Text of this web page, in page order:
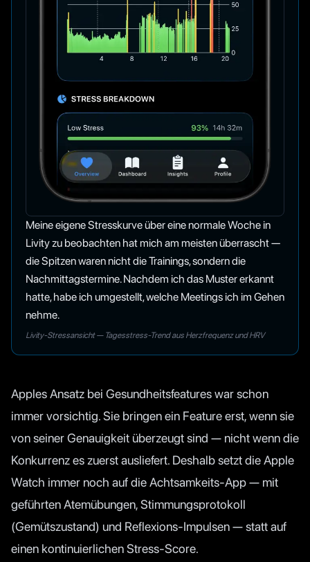
Meine eigene Stresskurve über eine normale Woche in
Livity zu beobachten hat mich am meisten überrascht —
die Spitzen waren nicht die Trainings, sondern die
Nachmittagstermine. Nachdem ich das Muster erkannt
hatte, habe ich umgestellt, welche Meetings ich im Gehen
nehme.
Livity-Stressansicht — Tagesstress-Trend aus Herzfrequenz und HRV
Apples Ansatz bei Gesundheitsfeatures war schon
immer vorsichtig. Sie bringen ein Feature erst, wenn sie
von seiner Genauigkeit überzeugt sind — nicht wenn die
Konkurrenz es zuerst ausliefert. Deshalb setzt die Apple
Watch immer noch auf die Achtsamkeits-App — mit
geführten Atemübungen, Stimmungsprotokoll
(Gemütszustand) und Reflexions-Impulsen — statt auf
einen kontinuierlichen Stress-Score.